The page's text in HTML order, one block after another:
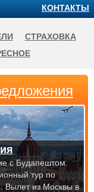
с Будапештом.
тур по
Вылет из Москвы в
КОНТАКТЫ
СТРАХОВКА